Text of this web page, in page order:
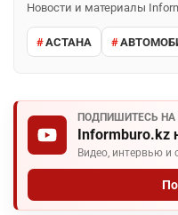
Новости и материалы
АСТАНА
ПОДПИШИТЕСЬ НА
Informburo.kz
Видео, интервью и